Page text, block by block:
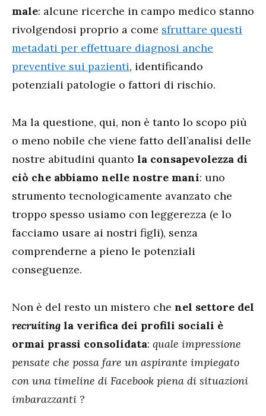
male: alcune ricerche in campo medico stanno
rivolgendosi proprio a come sfruttare questi
metadati per effettuare diagnosi anche
preventive sui pazienti, identificando
potenziali patologie o fattori di rischio.
Ma la questione, qui, non è tanto lo scopo più
o meno nobile che viene fatto dell’analisi delle
nostre abitudini quanto la consapevolezza di
ciò che abbiamo nelle nostre mani: uno
strumento tecnologicamente avanzato che
troppo spesso usiamo con leggerezza (e lo
facciamo usare ai nostri figli), senza
comprenderne a pieno le potenziali
conseguenze.
Non è del resto un mistero che nel settore del
recruiting la verifica dei profili sociali è
ormai prassi consolidata: quale impressione
pensate che possa fare un aspirante impiegato
con una timeline di Facebook piena di situazioni
imbarazzanti ?